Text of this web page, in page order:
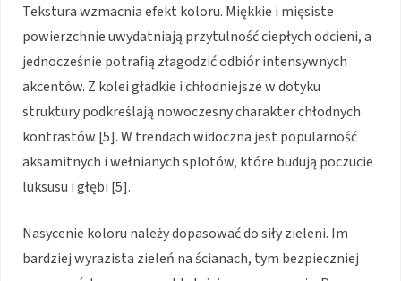
Tekstura wzmacnia efekt koloru. Miękkie i mięsiste
powierzchnie uwydatniają przytulność ciepłych odcieni, a
jednocześnie potrafią złagodzić odbiór intensywnych
akcentów. Z kolei gładkie i chłodniejsze w dotyku
struktury podkreślają nowoczesny charakter chłodnych
kontrastów [5]. W trendach widoczna jest popularność
aksamitnych i wełnianych splotów, które budują poczucie
luksusu i głębi [5].
Nasycenie koloru należy dopasować do siły zieleni. Im
bardziej wyrazista zieleń na ścianach, tym bezpieczniej